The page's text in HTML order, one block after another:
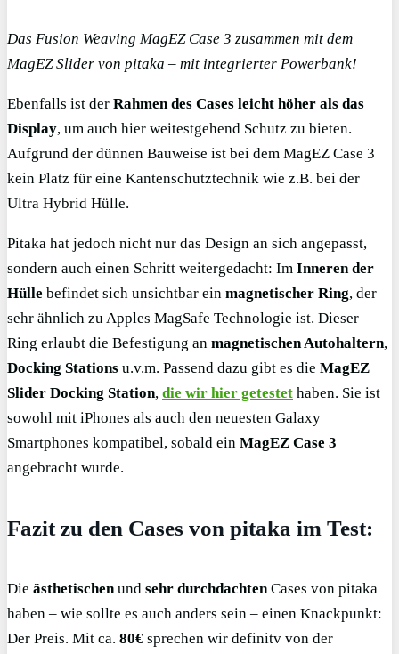
Das Fusion Weaving MagEZ Case 3 zusammen mit dem
MagEZ Slider von pitaka – mit integrierter Powerbank!
Ebenfalls ist der Rahmen des Cases leicht höher als das
Display, um auch hier weitestgehend Schutz zu bieten.
Aufgrund der dünnen Bauweise ist bei dem MagEZ Case 3
kein Platz für eine Kantenschutztechnik wie z.B. bei der
Ultra Hybrid Hülle.
Pitaka hat jedoch nicht nur das Design an sich angepasst,
sondern auch einen Schritt weitergedacht: Im Inneren der
Hülle befindet sich unsichtbar ein magnetischer Ring, der
sehr ähnlich zu Apples MagSafe Technologie ist. Dieser
Ring erlaubt die Befestigung an magnetischen Autohaltern,
Docking Stations u.v.m. Passend dazu gibt es die MagEZ
Slider Docking Station, die wir hier getestet haben. Sie ist
sowohl mit iPhones als auch den neuesten Galaxy
Smartphones kompatibel, sobald ein MagEZ Case 3
angebracht wurde.
Fazit zu den Cases von pitaka im Test:
Die ästhetischenund sehr durchdachtenCases von pitaka
haben – wie sollte es auch anders sein – einen Knackpunkt:
Der Preis. Mit ca. 80€ sprechen wir definitv von der